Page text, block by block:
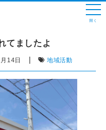
てましたよ
14日 | 地域活動